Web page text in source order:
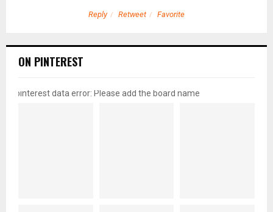
Reply Retweet Favorite
ON PINTEREST
pinterest data error: Please add the board name